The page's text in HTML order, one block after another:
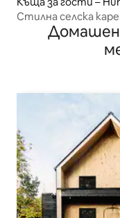
Стилна селска
Девън